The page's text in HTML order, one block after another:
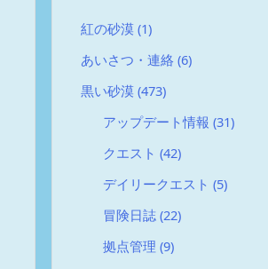
紅の砂漠 (1)
あいさつ・連絡 (6)
黒い砂漠 (473)
アップデート情報 (31)
クエスト (42)
デイリークエスト (5)
冒険日誌 (22)
拠点管理 (9)